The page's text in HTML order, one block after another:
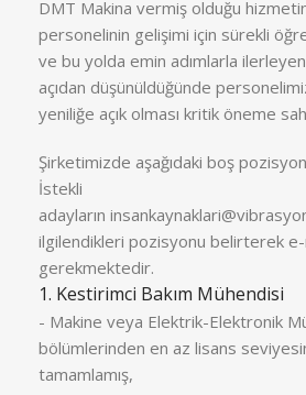
DMT Makina vermiş olduğu
personelinin gelişimi için sürekli
ve bu yolda emin adımlarla
açıdan düşünüldüğünde
yeniliğe açık olması kritik öneme
Şirketimizde aşağıdaki boş
İstekli
adayların
ilgilendikleri pozisyonu belirterek
gerekmektedir.
1. Kestirimci Bakım Mühendisi
- Makine veya Elektrik-Elektronik
bölümlerinden en az lisans
tamamlamış,